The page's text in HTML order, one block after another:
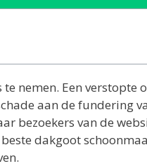
nemen. Een verstopte
aan de fundering
bezoekers van de
dakgoot